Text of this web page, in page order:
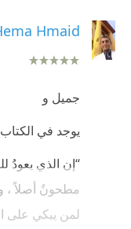
Hmaid
جميل و
يوجد في
“إن الذي يعودُ
مطحونٌ أصلاً ،
لمن يبكي على